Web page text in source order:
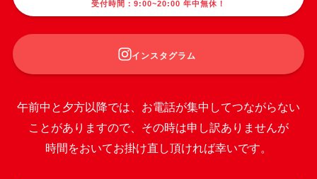
受付時間：9:00~20:00 年中無休！
インスタグラム
午前中と夕方以降では、お電話が集中してつながらない
ことがありますので、その時は申し訳ありませんが
時間をおいてお掛け直し頂ければ幸いです。